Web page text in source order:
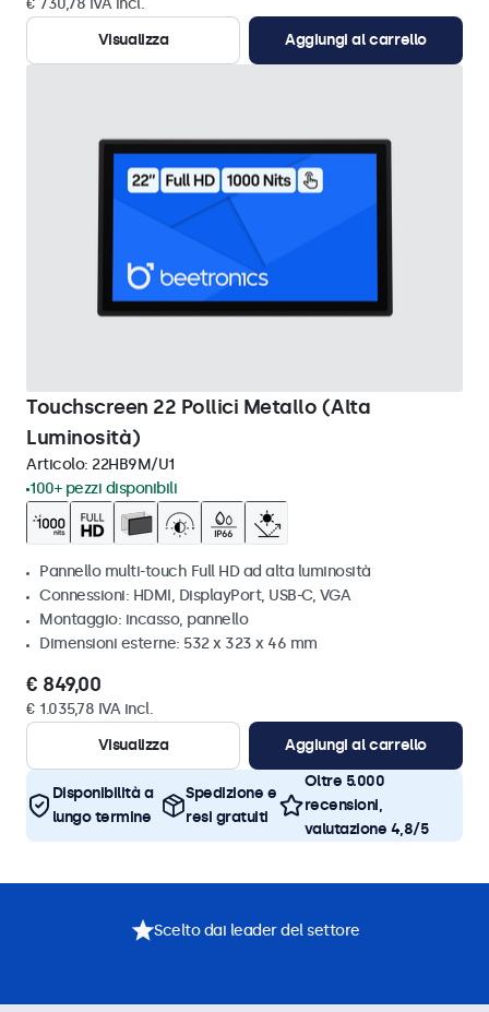
€ 730,78 IVA incl.
Visualizza
Aggiungi al carrello
Touchscreen 22 Pollici Metallo (Alta
Luminosità)
Articolo: 22HB9M/U1
100+ pezzi disponibili
Pannello multi-touch Full HD ad alta luminosità
Connessioni: HDMI, DisplayPort, USB-C, VGA
Montaggio: incasso, pannello
Dimensioni esterne: 532 x 323 x 46 mm
€ 849,00
€ 1.035,78 IVA incl.
Visualizza
Aggiungi al carrello
Disponibilità a
lungo termine
Spedizione e
resi gratuiti
Oltre 5.000
recensioni,
valutazione 4,8/5
Scelto dai leader del settore